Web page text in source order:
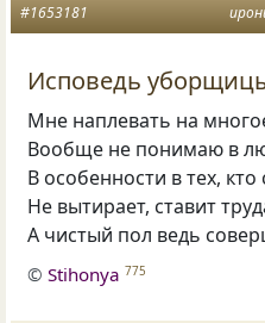
#1653181
Исповедь
Мне наплевать на
Вообще не понимаю в
В особенности в тех, кто
Не вытирает, ставит
А чистый пол ведь
©Stihonya 775